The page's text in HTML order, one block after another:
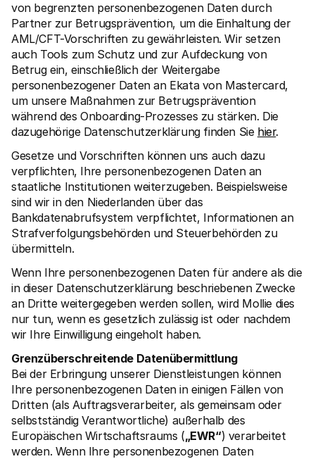
von begrenzten personenbezogenen Daten durch
Partner zur Betrugsprävention, um die Einhaltung der
AML/CFT-Vorschriften zu gewährleisten. Wir setzen
auch Tools zum Schutz und zur Aufdeckung von
Betrug ein, einschließlich der Weitergabe
personenbezogener Daten an Ekata von Mastercard,
um unsere Maßnahmen zur Betrugsprävention
während des Onboarding-Prozesses zu stärken. Die
dazugehörige Datenschutzerklärung finden Sie hier.
Gesetze und Vorschriften können uns auch dazu
verpflichten, Ihre personenbezogenen Daten an
staatliche Institutionen weiterzugeben. Beispielsweise
sind wir in den Niederlanden über das
Bankdatenabrufsystem verpflichtet, Informationen an
Strafverfolgungsbehörden und Steuerbehörden zu
übermitteln.
Wenn Ihre personenbezogenen Daten für andere als die
in dieser Datenschutzerklärung beschriebenen Zwecke
an Dritte weitergegeben werden sollen, wird Mollie dies
nur tun, wenn es gesetzlich zulässig ist oder nachdem
wir Ihre Einwilligung eingeholt haben.
Grenzüberschreitende Datenübermittlung
Bei der Erbringung unserer Dienstleistungen können
Ihre personenbezogenen Daten in einigen Fällen von
Dritten (als Auftragsverarbeiter, als gemeinsam oder
selbstständig Verantwortliche) außerhalb des
Europäischen Wirtschaftsraums („EWR“) verarbeitet
werden. Wenn Ihre personenbezogenen Daten